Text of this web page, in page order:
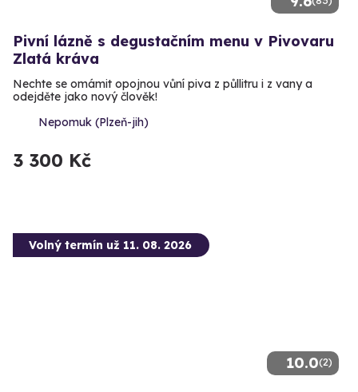
Pivní lázně s degustačním menu v Pivovaru
Zlatá kráva
Nechte se omámit opojnou vůní piva z půllitru i z vany a
odejděte jako nový člověk!
Nepomuk (Plzeň-jih)
3 300 Kč
10.0(2)
Volný termín už 11. 08. 2026